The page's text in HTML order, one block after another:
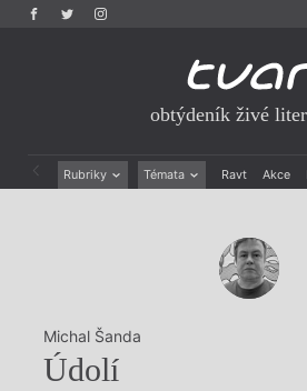
obtýdeník živé
Rubriky Témata Ravt Akce
Rozhovory
Dokument
Výroční ceny
Michal Šanda
Údolí